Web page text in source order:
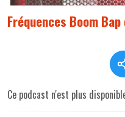
Fréquences Boom
Ce podcast n'est plus